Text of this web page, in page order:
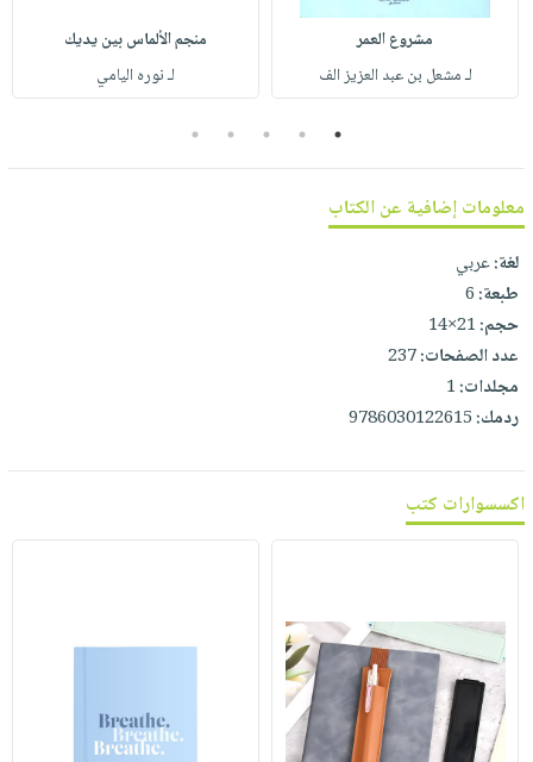
صابون
مناسبات
فيديوهات
يتكرر
وفرات
انشر
كتابك
تواصل
معنا
التسوق
مشروع العمر
لـ مشعل بن عبد العزيز الف
منجم الألماس بين يديك
لـ نوره اليامي
1
2
3
4
5
معلومات إضافية عن الكتاب
لغة:عربي
طبعة:6
حجم:21×14
عدد الصفحات:237
مجلدات:1
ردمك:9786030122615
اكسسوارات كتب